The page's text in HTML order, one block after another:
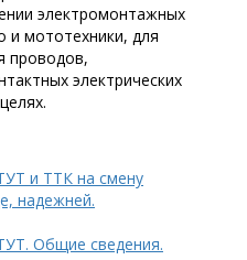
электромонтажных
и мототехники, для
проводов,
электрических
и ТТК на смену
надежней.
Общие сведения.